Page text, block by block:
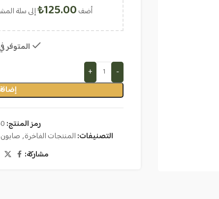
أضف ₺125.00 إلى سلة
المتوفر في
رمز المنتج:
التصنيفات:المنتجات الفاخرة,
مشاركة: